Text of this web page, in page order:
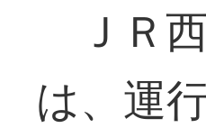
ＪＲ
は、運